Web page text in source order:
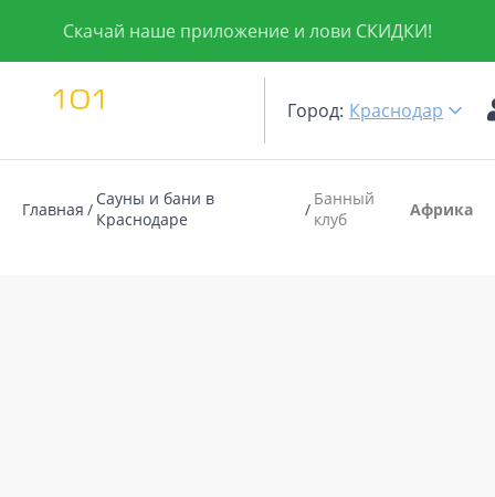
Скачай наше приложение и лови СКИДКИ!
Город: Краснодар
Главная
Сауны и бани в
Краснодаре
Банный
клуб
Африка